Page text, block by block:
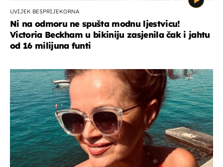
UVIJEK BESPRIJEKORNA
Ni na odmoru ne spušta modnu ljestvicu!
Victoria Beckham u bikiniju zasjenila čak i jahtu
od 16 milijuna funti